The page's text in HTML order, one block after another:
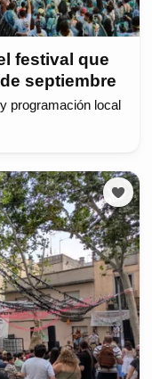
festival que
septiembre
programación local